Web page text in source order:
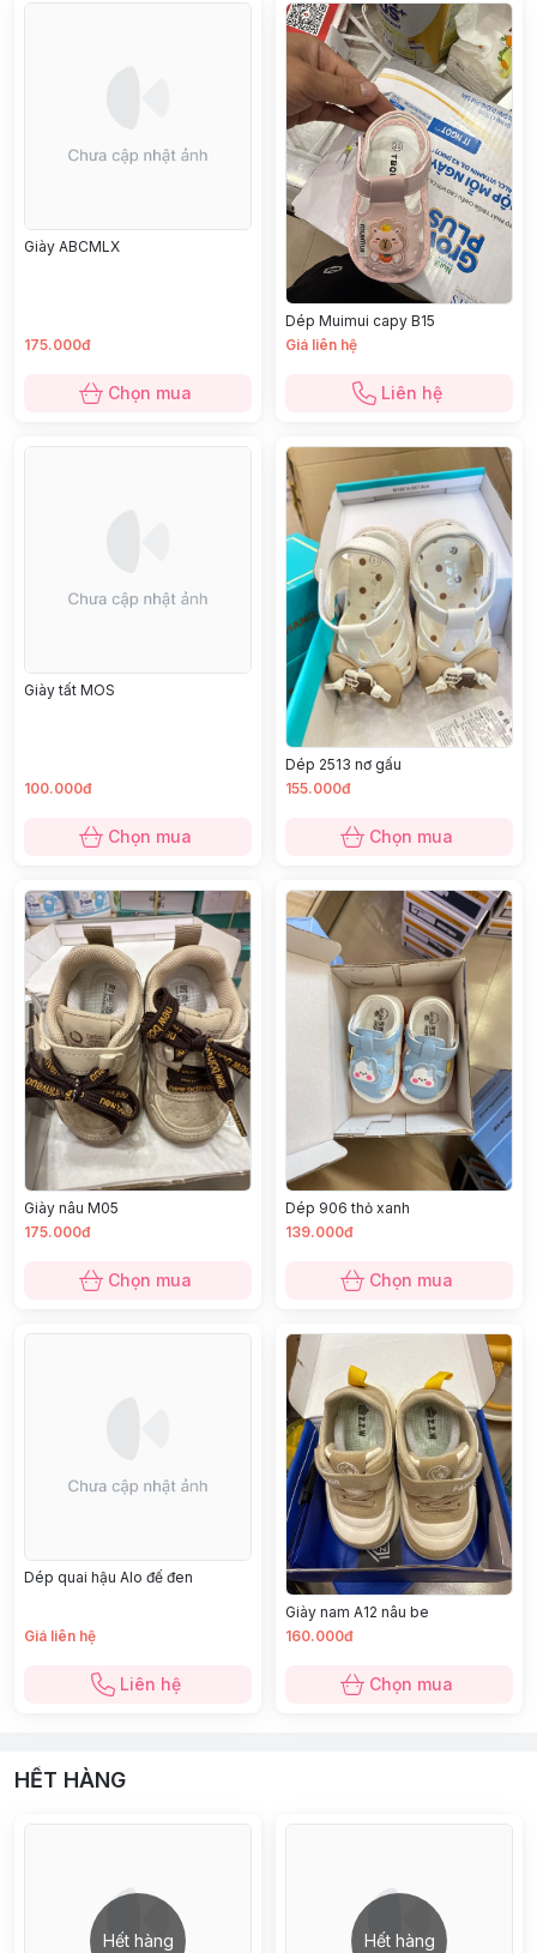
Giày ABCMLX
175.000đ
Chọn mua
Dép Muimui capy B15
Giá liên hệ
Liên hệ
Giày tất MOS
100.000đ
Chọn mua
Dép 2513 nơ gấu
155.000đ
Chọn mua
Giày nâu M05
175.000đ
Chọn mua
Dép 906 thỏ xanh
139.000đ
Chọn mua
Dép quai hậu Alo đế đen
Giá liên hệ
Liên hệ
Giày nam A12 nâu be
160.000đ
Chọn mua
HẾT HÀNG
Hết hàng Hết hàng